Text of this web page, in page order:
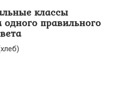
классы
правильного